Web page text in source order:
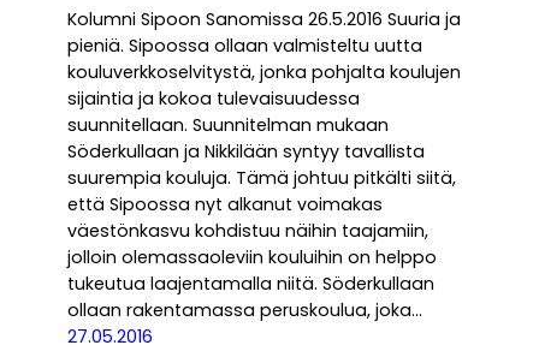
Kolumni Sipoon Sanomissa 26.5.2016 Suuria ja
pieniä. Sipoossa ollaan valmisteltu uutta
kouluverkkoselvitystä, jonka pohjalta koulujen
sijaintia ja kokoa tulevaisuudessa
suunnitellaan. Suunnitelman mukaan
Söderkullaan ja Nikkilään syntyy tavallista
suurempia kouluja. Tämä johtuu pitkälti siitä,
että Sipoossa nyt alkanut voimakas
väestönkasvu kohdistuu näihin taajamiin,
jolloin olemassaoleviin kouluihin on helppo
tukeutua laajentamalla niitä. Söderkullaan
ollaan rakentamassa peruskoulua, joka…
27.05.2016